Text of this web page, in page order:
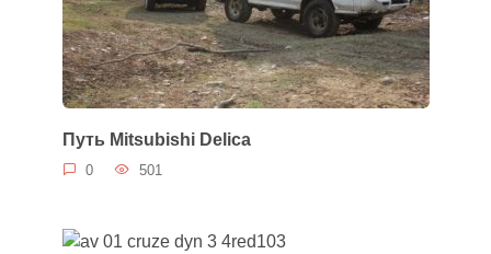
Путь Mitsubishi Delica
0 501